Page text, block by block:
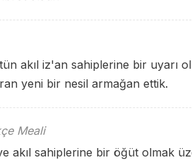
akıl iz'an sahiplerine bir uyarı
yeni bir nesil armağan ettik.
Meali
akıl sahiplerine bir öğüt olmak